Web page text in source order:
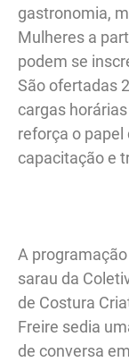
gastronomia,
Mulheres a
podem se
São ofertadas
cargas
reforça o papel
capacitação e
A
sarau da
de Costura
Freire sedia
de conversa